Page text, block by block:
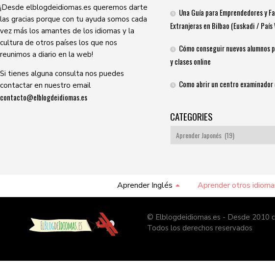
¡Desde elblogdeidiomas.es queremos darte
las gracias porque con tu ayuda somos cada
vez más los amantes de los idiomas y la
cultura de otros países los que nos
reunimos a diario en la web!
Si tienes alguna consulta nos puedes
contactar en nuestro email
contacto@elblogdeidiomas.es
Una Guía para Emprendedores y
Extranjeras en Bilbao (Euskadi / País
Cómo conseguir nuevos alumnos
y clases online
Como abrir un centro
CATEGORIES
Categories
Aprender Inglés Aprender otros
© Elblogdeidiomas.es - Desde 2010
Todos los derechos reservados